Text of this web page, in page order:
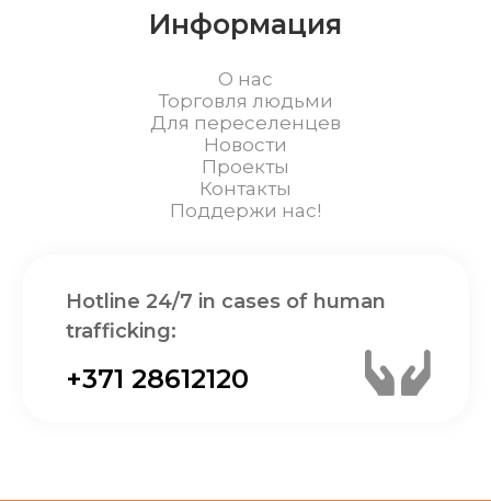
Информация
О нас
Торговля людьми
Для переселенцев
Новости
Проекты
Контакты
Поддержи нас!
Hotline 24/7 in cases of human
trafficking:
+371 28612120